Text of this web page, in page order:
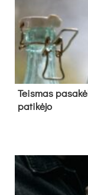
Teis­mas
pa­ti­kė­jo